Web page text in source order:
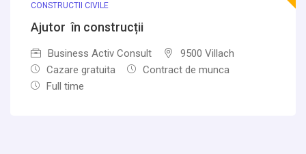
CONSTRUCTII CIVILE
Ajutor în construcții
Business Activ Consult
9500 Villach
Cazare gratuita
Contract de munca
Full time